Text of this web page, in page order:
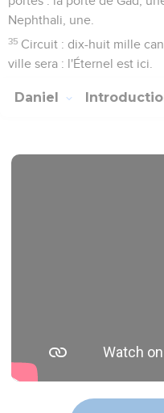
Nephthali, une.
35 Circuit : dix-huit mille
ville sera : l'Éternel est ici.
Daniel